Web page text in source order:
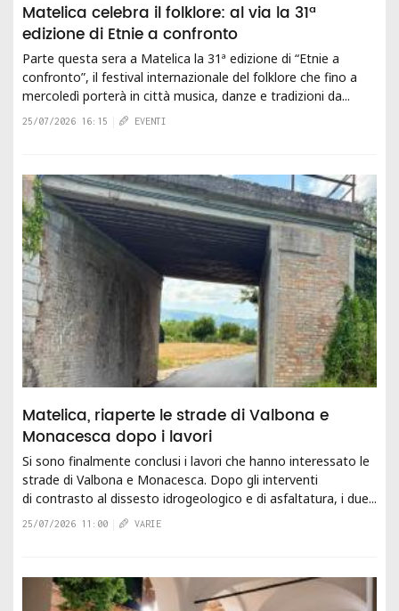
Matelica celebra il folklore: al via la 31ª
edizione di Etnie a confronto
Parte questa sera a Matelica la 31ª edizione di “Etnie a
confronto”, il festival internazionale del folklore che fino a
mercoledì porterà in città musica, danze e tradizioni da...
25/07/2026 16:15 EVENTI
Matelica, riaperte le strade di Valbona e
Monacesca dopo i lavori
Si sono finalmente conclusi i lavori che hanno interessato le
strade di Valbona e Monacesca. Dopo gli interventi
di contrasto al dissesto idrogeologico e di asfaltatura, i due...
25/07/2026 11:00 VARIE